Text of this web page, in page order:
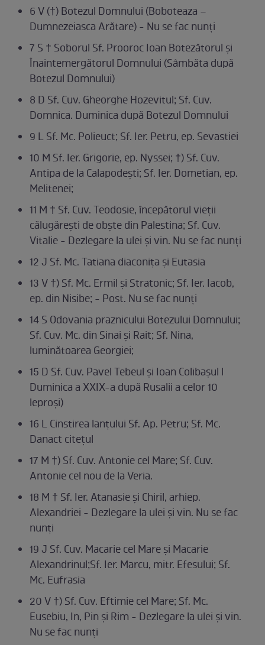
6 V (†) Botezul Domnului (Boboteaza –
Dumnezeiasca Arătare) - Nu se fac nunți
7 S † Soborul Sf. Prooroc Ioan Botezătorul și
Înaintemergătorul Domnului (Sâmbăta după
Botezul Domnului)
8 D Sf. Cuv. Gheorghe Hozevitul; Sf. Cuv.
Domnica. Duminica după Botezul Domnului
9 L Sf. Mc. Polieuct; Sf. Ier. Petru, ep. Sevastiei
10 M Sf. Ier. Grigorie, ep. Nyssei; †) Sf. Cuv.
Antipa de la Calapodești; Sf. Ier. Dometian, ep.
Melitenei;
11 M † Sf. Cuv. Teodosie, începătorul vieții
călugărești de obște din Palestina; Sf. Cuv.
Vitalie - Dezlegare la ulei și vin. Nu se fac nunți
12 J Sf. Mc. Tatiana diaconița și Eutasia
13 V †) Sf. Mc. Ermil și Stratonic; Sf. Ier. Iacob,
ep. din Nisibe; - Post. Nu se fac nunți
14 S Odovania praznicului Botezului Domnului;
Sf. Cuv. Mc. din Sinai și Rait; Sf. Nina,
luminătoarea Georgiei;
15 D Sf. Cuv. Pavel Tebeul și Ioan Colibașul l
Duminica a XXIX-a după Rusalii a celor 10
leproși)
16 L Cinstirea lanțului Sf. Ap. Petru; Sf. Mc.
Danact citețul
17 M †) Sf. Cuv. Antonie cel Mare; Sf. Cuv.
Antonie cel nou de la Veria.
18 M † Sf. Ier. Atanasie și Chiril, arhiep.
Alexandriei - Dezlegare la ulei și vin. Nu se fac
nunți
19 J Sf. Cuv. Macarie cel Mare și Macarie
Alexandrinul;Sf. Ier. Marcu, mitr. Efesului; Sf.
Mc. Eufrasia
20 V †) Sf. Cuv. Eftimie cel Mare; Sf. Mc.
Eusebiu, In, Pin și Rim - Dezlegare la ulei și vin.
Nu se fac nunți